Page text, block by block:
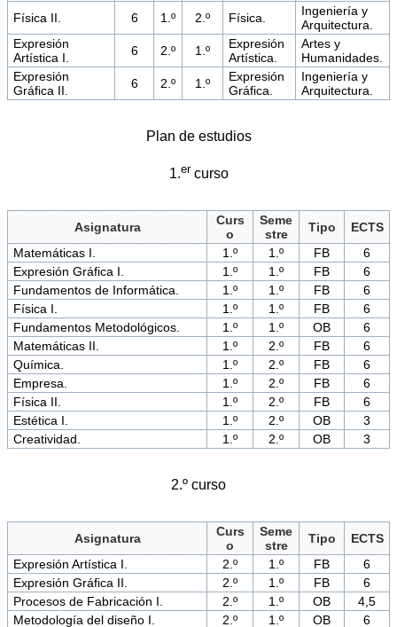
Física II.
6 1.º 2.º Física.
Ingeniería y
Arquitectura.
Expresión
Artística I.
6 2.º 1.º
Expresión
Artística.
Artes y
Humanidades.
Expresión
Gráfica II.
6 2.º 1.º
Expresión
Gráfica.
Ingeniería y
Arquitectura.
Plan de estudios
1.er curso
Asignatura
Curs
o
Seme
stre
Tipo
ECTS
Matemáticas I.
1.º 1.º FB
6
Expresión Gráfica I.
1.º 1.º FB
6
Fundamentos de Informática.
1.º 1.º FB
6
Física I.
1.º 1.º FB
6
Fundamentos Metodológicos.
1.º 1.º OB
6
Matemáticas II.
1.º 2.º FB
6
Química.
1.º 2.º FB
6
Empresa.
1.º 2.º FB
6
Física II.
1.º 2.º FB
6
Estética I.
1.º 2.º OB
3
Creatividad.
1.º 2.º OB 3
2.º curso
Asignatura
Curs
o
Seme
stre
Tipo
ECTS
Expresión Artística I.
2.º 1.º FB
6
Expresión Gráfica II.
2.º 1.º FB
6
Procesos de Fabricación I.
2.º 1.º OB
4,5
Metodología del diseño I.
2.º 1.º OB
6